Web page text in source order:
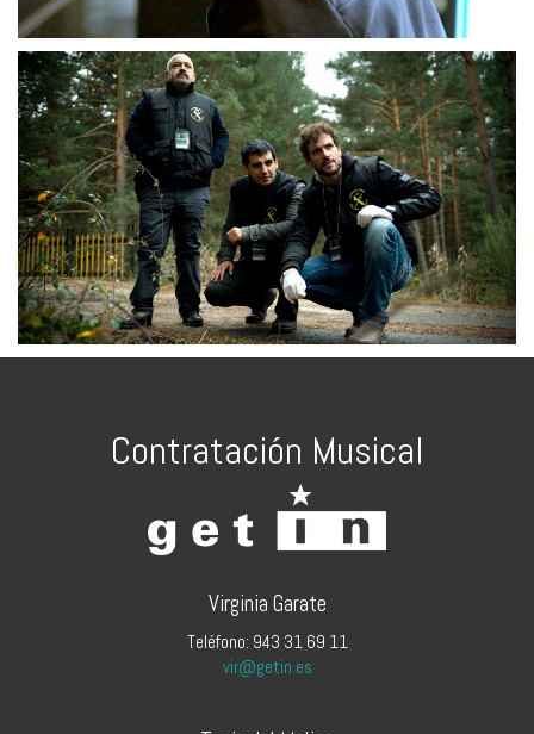
Contratación Musical
Virginia Garate
Teléfono: 943 31 69 11
vir@getin.es